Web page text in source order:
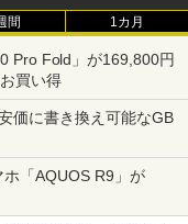
間 1カ月
Pro Fold」が169,800円
買い得
価に書き換え可能なGB
「AQUOS R9」が